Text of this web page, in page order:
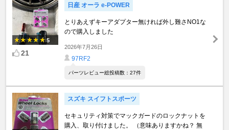
5
21
日産 オーラ e-POWER
とりあえずキーアダプター無ければ外し難さNO1な
ので購入しました
2026年7月26日
97RF2
パーツレビュー総投稿数：27件
スズキ スイフトスポーツ
セキュリティ対策でマックガードのロックナットを
購入、取り付けました。 （意味ありますかね？ 無